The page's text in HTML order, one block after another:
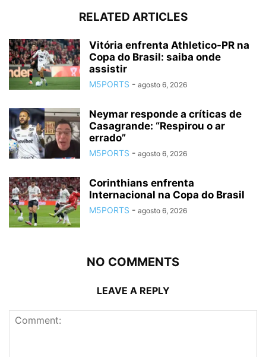
RELATED ARTICLES
Vitória enfrenta Athletico-PR na
Copa do Brasil: saiba onde
assistir
M5PORTS - agosto 6, 2026
Neymar responde a críticas de
Casagrande: “Respirou o ar
errado”
M5PORTS - agosto 6, 2026
Corinthians enfrenta
Internacional na Copa do Brasil
M5PORTS - agosto 6, 2026
NO COMMENTS
LEAVE A REPLY